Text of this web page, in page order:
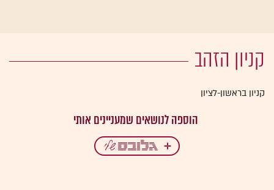
קניון הזהב
קניון בראשון-לציון